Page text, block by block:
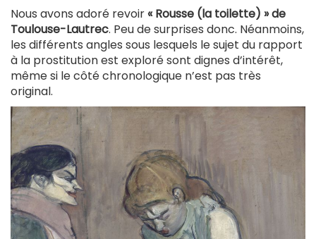
Nous avons adoré revoir« Rousse (la toilette) » de
Toulouse-Lautrec. Peu de surprises donc. Néanmoins,
les différents angles sous lesquels le sujet du rapport
à la prostitution est exploré sont dignes d’intérêt,
même si le côté chronologique n’est pas très
original.